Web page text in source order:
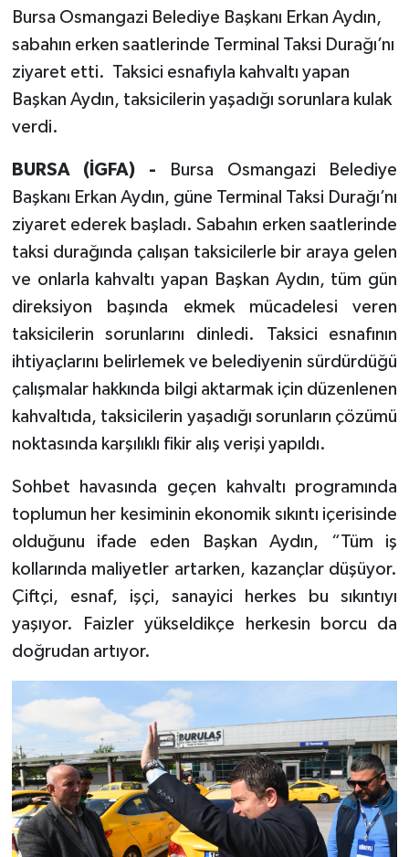
Bursa Osmangazi Belediye Başkanı Erkan Aydın,
sabahın erken saatlerinde Terminal Taksi Durağı’nı
ziyaret etti. Taksici esnafıyla kahvaltı yapan
Başkan Aydın, taksicilerin yaşadığı sorunlara kulak
verdi.
BURSA (İGFA) -
Bursa Osmangazi Belediye
Başkanı Erkan Aydın, güne Terminal Taksi Durağı’nı
ziyaret ederek başladı. Sabahın erken saatlerinde
taksi durağında çalışan taksicilerle bir araya gelen
ve onlarla kahvaltı yapan Başkan Aydın, tüm gün
direksiyon başında ekmek mücadelesi veren
taksicilerin sorunlarını dinledi. Taksici esnafının
ihtiyaçlarını belirlemek ve belediyenin sürdürdüğü
çalışmalar hakkında bilgi aktarmak için düzenlenen
kahvaltıda, taksicilerin yaşadığı sorunların çözümü
noktasında karşılıklı fikir alış verişi yapıldı.
Sohbet havasında geçen kahvaltı programında
toplumun her kesiminin ekonomik sıkıntı içerisinde
olduğunu ifade eden Başkan Aydın, “Tüm iş
kollarında maliyetler artarken, kazançlar düşüyor.
Çiftçi, esnaf, işçi, sanayici herkes bu sıkıntıyı
yaşıyor. Faizler yükseldikçe herkesin borcu da
doğrudan artıyor.